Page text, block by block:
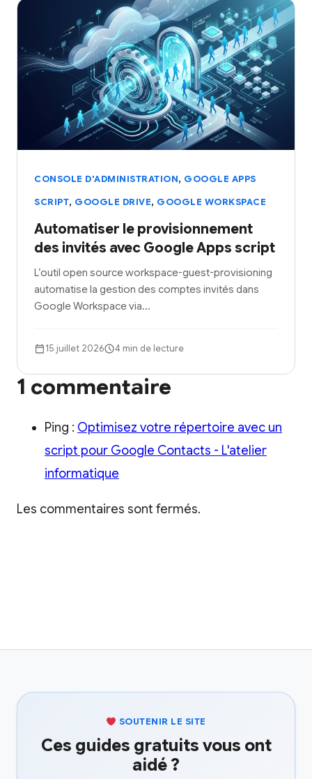
CONSOLE D'ADMINISTRATION, GOOGLE APPS
SCRIPT, GOOGLE DRIVE, GOOGLE WORKSPACE
Automatiser le provisionnement
des invités avec Google Apps script
L’outil open source workspace-guest-provisioning
automatise la gestion des comptes invités dans
Google Workspace via…
15 juillet 2026 4 min de lecture
1 commentaire
Ping : Optimisez votre répertoire avec un
script pour Google Contacts - L'atelier
informatique
Les commentaires sont fermés.
SOUTENIR LE SITE
Ces guides gratuits vous ont
aidé ?